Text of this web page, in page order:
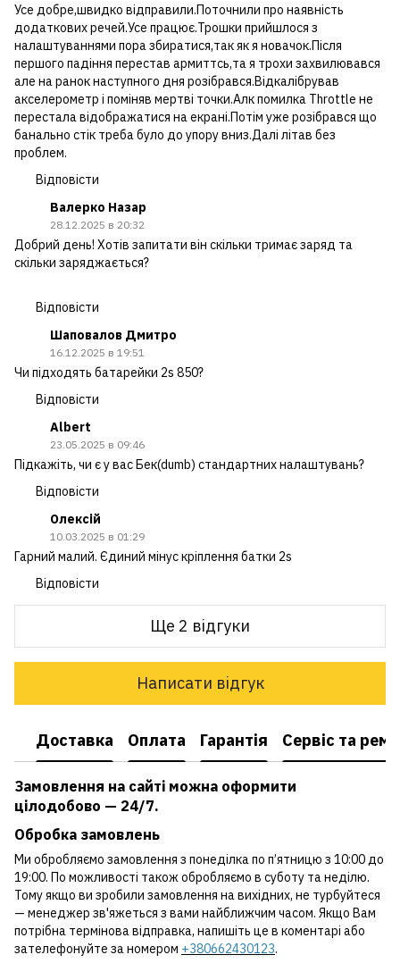
Усе добре,швидко відправили.Поточнили про наявність
додаткових речей.Усе працює.Трошки прийшлося з
налаштуваннями пора збиратися,так як я новачок.Після
першого падіння перестав армиттсь,та я трохи захвилювався
але на ранок наступного дня розібрався.Відкалібрував
акселерометр і поміняв мертві точки.Алк помилка Throttle не
перестала відображатися на екрані.Потім уже розібрався що
банально стік треба було до упору вниз.Далі літав без
проблем.
Відповісти
Валерко Назар
28.12.2025 в 20:32
Добрий день! Хотів запитати він скільки тримає заряд та
скільки заряджається?
Відповісти
Шаповалов Дмитро
16.12.2025 в 19:51
Чи підходять батарейки 2s 850?
Відповісти
Albert
23.05.2025 в 09:46
Підкажіть, чи є у вас Бек(dumb) стандартних налаштувань?
Відповісти
Олексій
10.03.2025 в 01:29
Гарний малий. Єдиний мінус кріплення батки 2s
Відповісти
Ще 2 відгуки
Написати відгук
Доставка Оплата Гарантія Сервіс та
Замовлення на сайті можна оформити
цілодобово — 24/7.
Обробка замовлень
Ми обробляємо замовлення з понеділка по п’ятницю з 10:00 до
19:00. По можливості також обробляємо в суботу та неділю.
Тому якщо ви зробили замовлення на вихідних, не турбуйтеся
— менеджер зв'яжеться з вами найближчим часом. Якщо Вам
потрібна термінова відправка, напишіть це в коментарі або
зателефонуйте за номером +380662430123.